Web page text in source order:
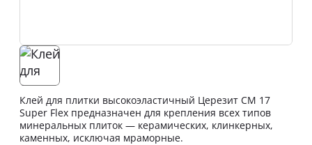
Клей для плитки высокоэластичный Церезит CM 17
Super Flex предназначен для крепления всех типов
минеральных плиток — керамических, клинкерных,
каменных, исключая мраморные.